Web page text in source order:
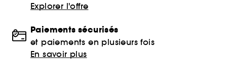
Explorer l'offre
Paiements sécurisés
et paiements en plusieurs fois
En savoir plus